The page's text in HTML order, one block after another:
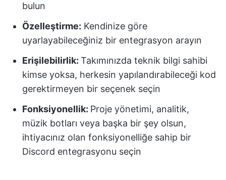
bulun
Özelleştirme: Kendinize göre
uyarlayabileceğiniz bir entegrasyon arayın
Erişilebilirlik: Takımınızda teknik bilgi sahibi
kimse yoksa, herkesin yapılandırabileceği kod
gerektirmeyen bir seçenek seçin
Fonksiyonellik: Proje yönetimi, analitik,
müzik botları veya başka bir şey olsun,
ihtiyacınız olan fonksiyonelliğe sahip bir
Discord entegrasyonu seçin